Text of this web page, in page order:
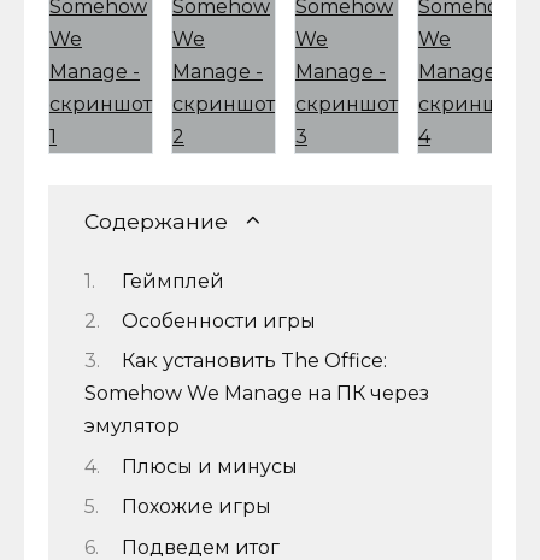
Содержание
Геймплей
Особенности игры
Как установить The Office:
Somehow We Manage на ПК через
эмулятор
Плюсы и минусы
Похожие игры
Подведем итог